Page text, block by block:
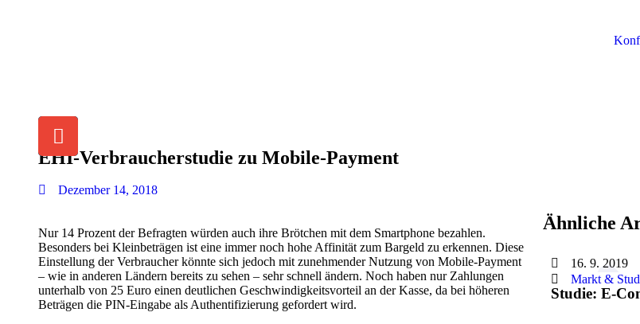
EHI-Verbraucherstudie zu Mobile-Payment
Dezember 14, 2018
Nur 14 Prozent der Befragten würden auch ihre Brötchen mit dem Smartphone bezahlen.
Besonders bei Kleinbeträgen ist eine immer noch hohe Affinität zum Bargeld zu erkennen. Diese
Einstellung der Verbraucher könnte sich jedoch mit zunehmender Nutzung von Mobile-Payment
– wie in anderen Ländern bereits zu sehen – sehr schnell ändern. Noch haben nur Zahlungen
unterhalb von 25 Euro einen deutlichen Geschwindigkeitsvorteil an der Kasse, da bei höheren
Beträgen die PIN-Eingabe als Authentifizierung gefordert wird.
Ähnliche
16. 9. 2019
Markt &
Studie: E-